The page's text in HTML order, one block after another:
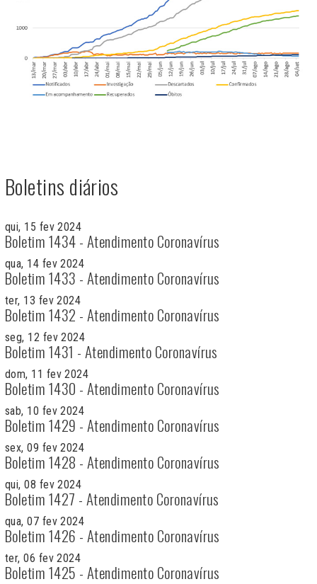
Boletins diários
qui, 15 fev 2024
Boletim 1434 - Atendimento Coronavírus
qua, 14 fev 2024
Boletim 1433 - Atendimento Coronavírus
ter, 13 fev 2024
Boletim 1432 - Atendimento Coronavírus
seg, 12 fev 2024
Boletim 1431 - Atendimento Coronavírus
dom, 11 fev 2024
Boletim 1430 - Atendimento Coronavírus
sab, 10 fev 2024
Boletim 1429 - Atendimento Coronavírus
sex, 09 fev 2024
Boletim 1428 - Atendimento Coronavírus
qui, 08 fev 2024
Boletim 1427 - Atendimento Coronavírus
qua, 07 fev 2024
Boletim 1426 - Atendimento Coronavírus
ter, 06 fev 2024
Boletim 1425 - Atendimento Coronavírus